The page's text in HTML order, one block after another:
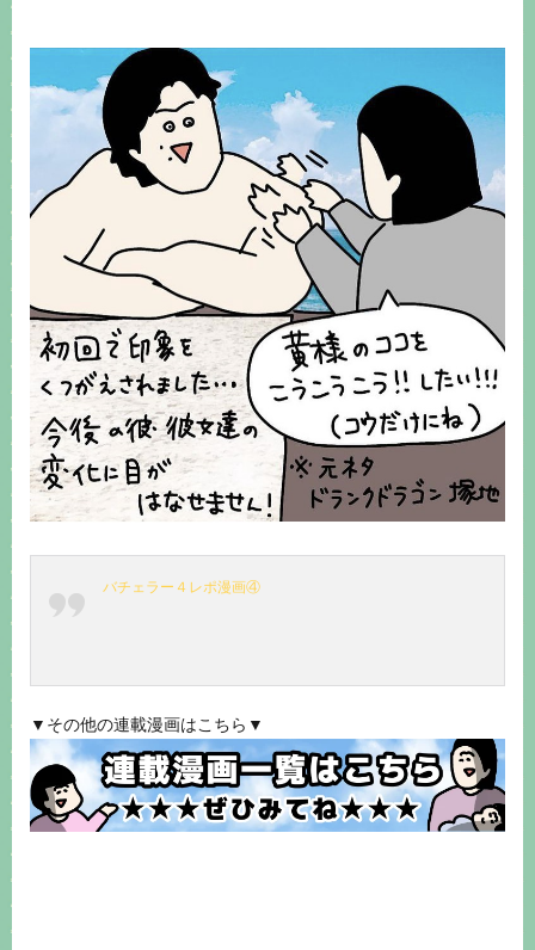
バチェラー４レポ漫画④
▼その他の連載漫画はこちら▼